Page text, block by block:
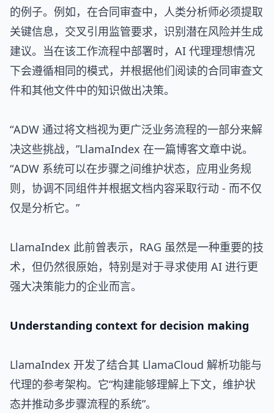
的例子。例如，在合同审查中，人类分析师必须提取
关键信息，交叉引用监管要求，识别潜在风险并生成
建议。当在该工作流程中部署时，AI 代理理想情况
下会遵循相同的模式，并根据他们阅读的合同审查文
件和其他文件中的知识做出决策。
“ADW 通过将文档视为更广泛业务流程的一部分来解
决这些挑战，”LlamaIndex 在一篇博客文章中说。
“ADW 系统可以在步骤之间维护状态，应用业务规
则，协调不同组件并根据文档内容采取行动 - 而不仅
仅是分析它。”
LlamaIndex 此前曾表示，RAG 虽然是一种重要的技
术，但仍然很原始，特别是对于寻求使用 AI 进行更
强大决策能力的企业而言。
Understanding context for decision making
LlamaIndex 开发了结合其 LlamaCloud 解析功能与
代理的参考架构。它“构建能够理解上下文，维护状
态并推动多步骤流程的系统”。